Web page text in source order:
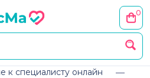
0
к специалисту онлайн